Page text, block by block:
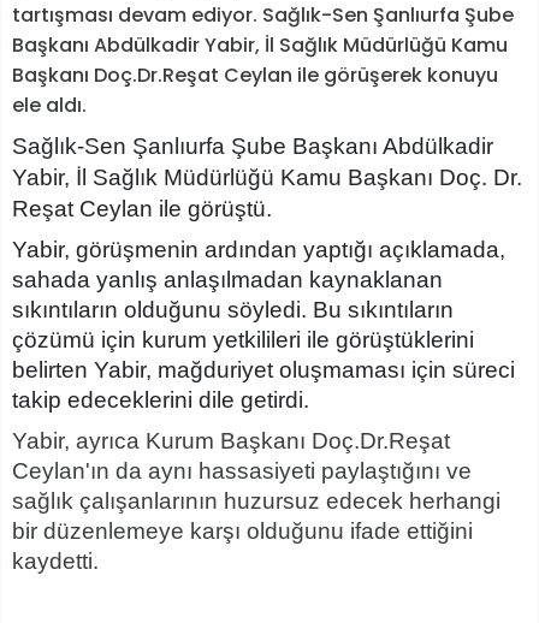
tartışması devam ediyor. Sağlık-Sen Şanlıurfa Şube
Başkanı Abdülkadir Yabir, İl Sağlık Müdürlüğü Kamu
Başkanı Doç.Dr.Reşat Ceylan ile görüşerek konuyu
ele aldı.
Sağlık-Sen Şanlıurfa Şube Başkanı Abdülkadir
Yabir, İl Sağlık Müdürlüğü Kamu Başkanı Doç. Dr.
Reşat Ceylan ile görüştü.
Yabir, görüşmenin ardından yaptığı açıklamada,
sahada yanlış anlaşılmadan kaynaklanan
sıkıntıların olduğunu söyledi. Bu sıkıntıların
çözümü için kurum yetkilileri ile görüştüklerini
belirten Yabir, mağduriyet oluşmaması için süreci
takip edeceklerini dile getirdi.
Yabir, ayrıca Kurum Başkanı Doç.Dr.Reşat
Ceylan'ın da aynı hassasiyeti paylaştığını ve
sağlık çalışanlarının huzursuz edecek herhangi
bir düzenlemeye karşı olduğunu ifade ettiğini
kaydetti.